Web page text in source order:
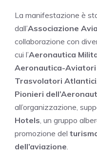
La manifestazione è
dall’Associazione
collaborazione con
cui l’Aeronautica
Aeronautica-Aviatori
Trasvolatori Atlantici
Pionieri
all’organizzazione,
Hotels , un gruppo
promozione del
dell’aviazione